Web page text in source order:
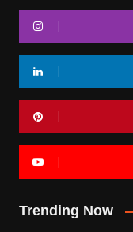
Trending Now